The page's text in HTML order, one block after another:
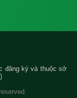
đăng ký và thuộc sở